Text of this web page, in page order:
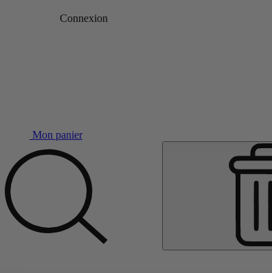
Connexion
Mon panier